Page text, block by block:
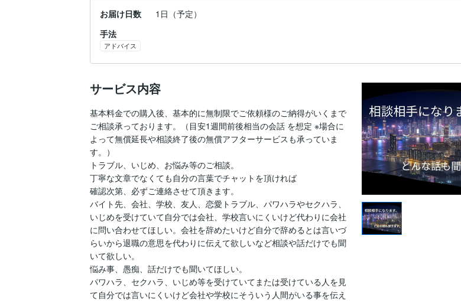
お届け日数
1日（予定）
手法
アドバイス
サービス内容
基本料金での購入後、基本的に無制限でご依頼様のご納得がいくまで
ご相談承っております。（目安1週間前後相当の会話 を想定 ※場合に
よって無償延長や相談終了後の無償アフターサービスも承っていま
す。）
トラブル、いじめ、お悩み等のご相談。
丁寧な文章でなくても自分の言葉でチャットを頂ければ
確認次第、必ずご連絡させて頂きます。
バイト先、会社、学校、友人、恋愛トラブル、パワハラやセクハラ、
いじめを受けていて自分では会社、学校言いにくいけど代わりに会社
に問い合わせてほしい。会社を辞めたいけど自分で辞めるとは言いづ
らいから退職の意思を代わりに伝えて欲しいなど相談や話だけでも聞
いて欲しい。
悩み事、愚痴、話だけでも聞いてほしい。
パワハラ、セクハラ、いじめ等を受けていてまたは受けている人を見
て自分では言いにくいけど会社や学校にそういう人間がいる事を伝え